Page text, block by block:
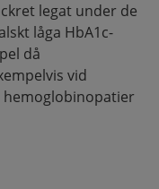
legat under de
låga HbA1c-
då
vid
hemoglobinopatier